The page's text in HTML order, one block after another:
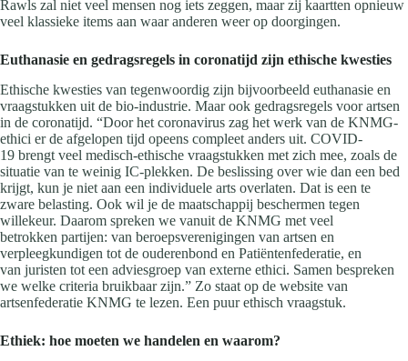
Rawls zal niet veel mensen nog iets zeggen, maar zij kaartten opnieuw
veel klassieke items aan waar anderen weer op doorgingen.
Euthanasie en gedragsregels in coronatijd zijn ethische kwesties
Ethische kwesties van tegenwoordig zijn bijvoorbeeld euthanasie en
vraagstukken uit de bio-industrie. Maar ook gedragsregels voor artsen
in de coronatijd. “Door het coronavirus zag het werk van de KNMG-
ethici er de afgelopen tijd opeens compleet anders uit. COVID-
19 brengt veel medisch-ethische vraagstukken met zich mee, zoals de
situatie van te weinig IC-plekken. De beslissing over wie dan een bed
krijgt, kun je niet aan een individuele arts overlaten. Dat is een te
zware belasting. Ook wil je de maatschappij beschermen tegen
willekeur. Daarom spreken we vanuit de KNMG met veel
betrokken partijen: van beroepsverenigingen van artsen en
verpleegkundigen tot de ouderenbond en Patiëntenfederatie, en
van juristen tot een adviesgroep van externe ethici. Samen bespreken
we welke criteria bruikbaar zijn.” Zo staat op de website van
artsenfederatie KNMG te lezen. Een puur ethisch vraagstuk.
Ethiek: hoe moeten we handelen en waarom?